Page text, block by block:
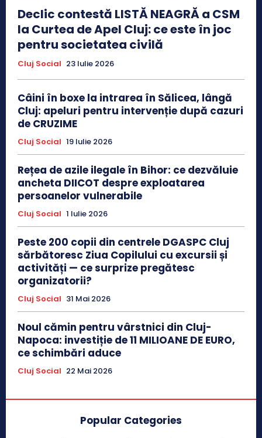
Declic contestă LISTĂ NEAGRĂ a CSM
la Curtea de Apel Cluj: ce este în joc
pentru societatea civilă
Cluj Social 23 Iulie 2026
Câini în boxe la intrarea în Sălicea, lângă
Cluj: apeluri pentru intervenție după cazuri
de CRUZIME
Cluj Social 19 Iulie 2026
Rețea de azile ilegale în Bihor: ce dezvăluie
ancheta DIICOT despre exploatarea
persoanelor vulnerabile
Cluj Social 1 Iulie 2026
Peste 200 copii din centrele DGASPC Cluj
sărbătoresc Ziua Copilului cu excursii și
activități — ce surprize pregătesc
organizatorii?
Cluj Social 31 Mai 2026
Noul cămin pentru vârstnici din Cluj-
Napoca: investiție de 11 MILIOANE DE EURO,
ce schimbări aduce
Cluj Social 22 Mai 2026
Popular Categories